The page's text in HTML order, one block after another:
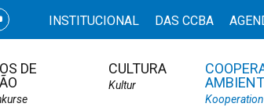
INSTITUCIONAL DAS CCBA
DE
CULTURA
Kultur